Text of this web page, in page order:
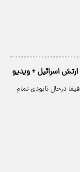
درحال نابودی تمام